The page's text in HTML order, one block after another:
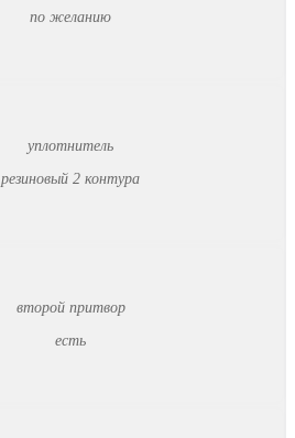
по желанию
уплотнитель
резиновый 2 контура
второй притвор
есть